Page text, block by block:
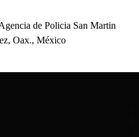
de Policia San Martin
Oax., México